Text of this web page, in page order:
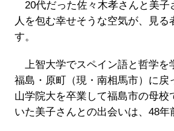
20代だった佐々木孝さんと美子
人を包む幸せそうな空気が、見る
す。
上智大学でスペイン語と哲学を
福島・原町（現・南相馬市）に戻
山学院大を卒業して福島市の母校
いた美子さんとの出会いは、48年